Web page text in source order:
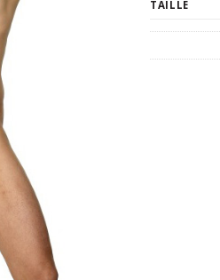
TAILLE